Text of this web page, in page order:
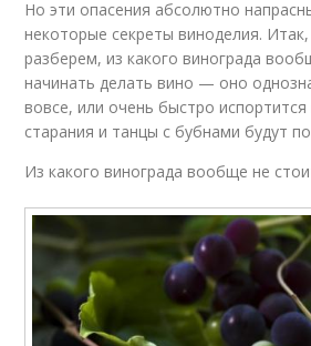
Но эти опасения абсолютно
некоторые секреты виноделия.
разберем, из какого винограда
начинать делать вино — оно
вовсе, или очень быстро испортится
старания и танцы с бубнами будут
Из какого винограда вообще не